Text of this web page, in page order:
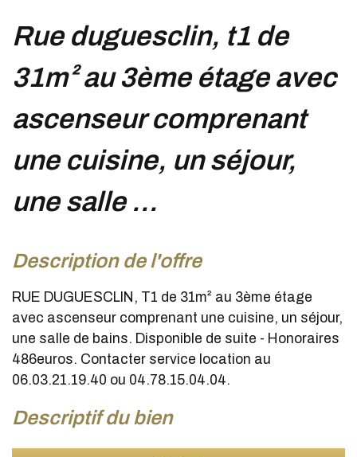
rue duguesclin, t1 de
31m² au 3ème étage avec
ascenseur comprenant
une cuisine, un séjour,
une salle ...
description de l'offre
RUE DUGUESCLIN, T1 de 31m² au 3ème étage
avec ascenseur comprenant une cuisine, un séjour,
une salle de bains. Disponible de suite - Honoraires
486euros. Contacter service location au
06.03.21.19.40 ou 04.78.15.04.04.
descriptif du bien